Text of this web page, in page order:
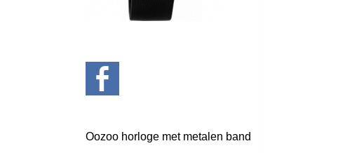
Oozoo horloge met metalen band